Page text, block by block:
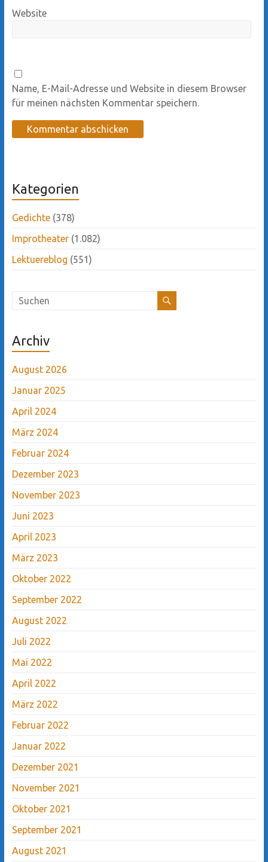
Website
Name, E-Mail-Adresse und Website in diesem Browser
für meinen nächsten Kommentar speichern.
Kategorien
Gedichte(378)
Improtheater(1.082)
Lektuereblog (551)
Archiv
August 2026
Januar 2025
April 2024
März 2024
Februar 2024
Dezember 2023
November 2023
Juni 2023
April 2023
März 2023
Oktober 2022
September 2022
August 2022
Juli 2022
Mai 2022
April 2022
März 2022
Februar 2022
Januar 2022
Dezember 2021
November 2021
Oktober 2021
September 2021
August 2021